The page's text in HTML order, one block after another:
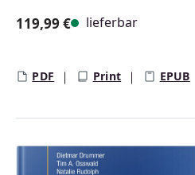
119,99 € lieferbar
PDF Print EPUB